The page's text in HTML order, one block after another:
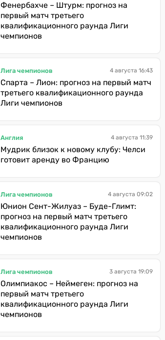
Фенербахче – Штурм: прогноз на
первый матч третьего
квалификационного раунда Лиги
чемпионов
Лига чемпионов 4 августа 16:43
Спарта – Лион: прогноз на первый матч
третьего квалификационного раунда
Лиги чемпионов
Англия 4 августа 11:39
Мудрик близок к новому клубу: Челси
готовит аренду во Францию
Лига чемпионов 4 августа 09:02
Юнион Сент-Жилуаз – Буде-Глимт:
прогноз на первый матч третьего
квалификационного раунда Лиги
чемпионов
Лига чемпионов 3 августа 19:09
Олимпиакос – Неймеген: прогноз на
первый матч третьего
квалификационного раунда Лиги
чемпионов